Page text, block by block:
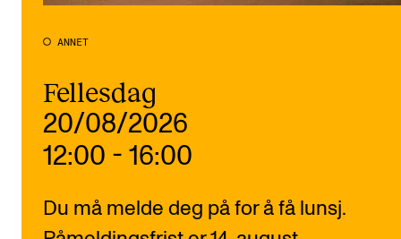
Forskningsetikk
Arrangementer for ansatte
Gjennomføre konserter og arrangementer
Markedsføring, program og plakat
Låne utstyr – lyd, lys og video
Konsertopptak
ANNET
Fellesdag
20/08/2026
12:00 - 16:00
Du må melde deg på for å få lunsj.